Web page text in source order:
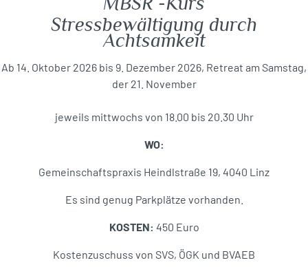
Stressbewältigung durch
Achtsamkeit
Ab 14. Oktober 2026 bis 9. Dezember 2026, Retreat am Samstag,
der 21. November
jeweils mittwochs von 18.00 bis 20.30 Uhr
WO:
Gemeinschaftspraxis Heindlstraße 19, 4040 Linz
Es sind genug Parkplätze vorhanden.
KOSTEN: 450 Euro
Kostenzuschuss von SVS, ÖGK und BVAEB